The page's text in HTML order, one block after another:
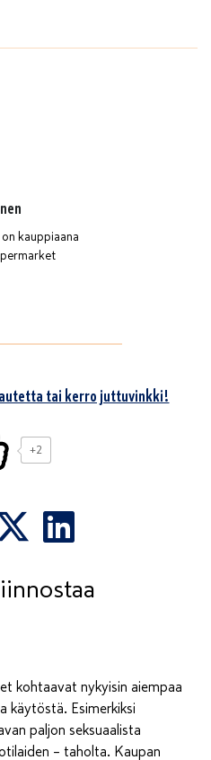
kauppiaana
tai kerro juttuvinkki!
+2
kohtaavat nykyisin aiempaa
käytöstä. Esimerkiksi
paljon seksuaalista
– taholta. Kaupan